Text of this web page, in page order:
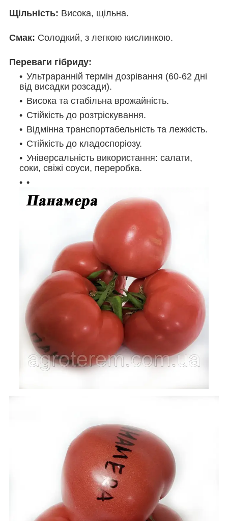
Щільність: Висока, щільна.
Смак: Солодкий, з легкою кислинкою.
Переваги гібриду:
Ультраранній термін дозрівання (60-62 дні
від висадки розсади).
Висока та стабільна врожайність.
Стійкість до розтріскування.
Відмінна транспортабельність та лежкість.
Стійкість до кладоспоріозу.
Універсальність використання: салати,
соки, свіжі соуси, переробка.